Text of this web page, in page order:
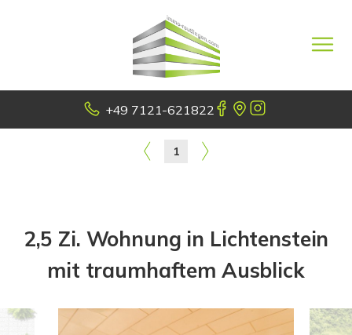
+49 7121-621822
1
2,5 Zi. Wohnung in Lichtenstein
mit traumhaftem Ausblick